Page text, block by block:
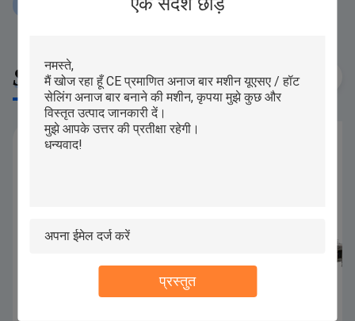
प्रस्तुत
250 KG/H अनाज बार बनाने की मशीन
Similar Products